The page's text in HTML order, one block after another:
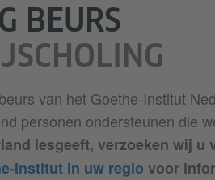
BEURS
van het Goethe-Institut
personen ondersteunen die
lesgeeft, verzoeken wij
Institut in uw regio voor